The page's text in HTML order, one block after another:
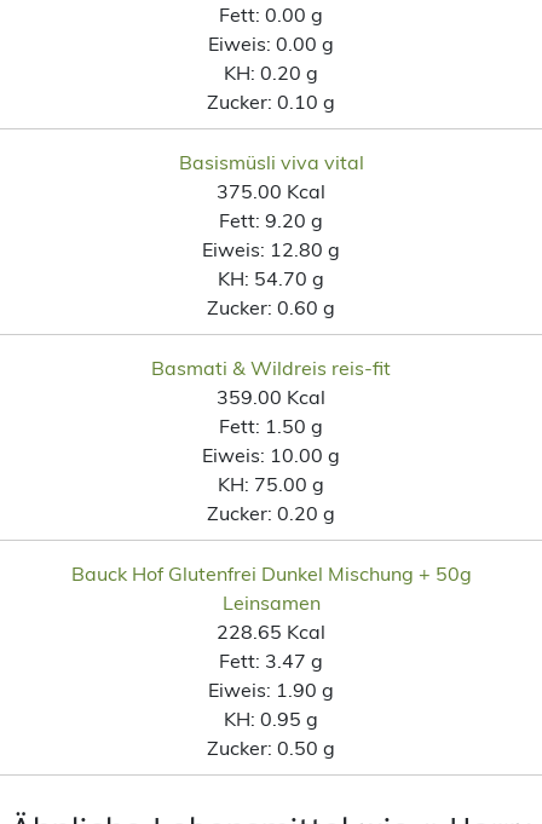
Fett: 0.00 g
Eiweis: 0.00 g
KH: 0.20 g
Zucker: 0.10 g
Basismüsli viva vital
375.00 Kcal
Fett: 9.20 g
Eiweis: 12.80 g
KH: 54.70 g
Zucker: 0.60 g
Basmati & Wildreis reis-fit
359.00 Kcal
Fett: 1.50 g
Eiweis: 10.00 g
KH: 75.00 g
Zucker: 0.20 g
Bauck Hof Glutenfrei Dunkel Mischung + 50g
Leinsamen
228.65 Kcal
Fett: 3.47 g
Eiweis: 1.90 g
KH: 0.95 g
Zucker: 0.50 g